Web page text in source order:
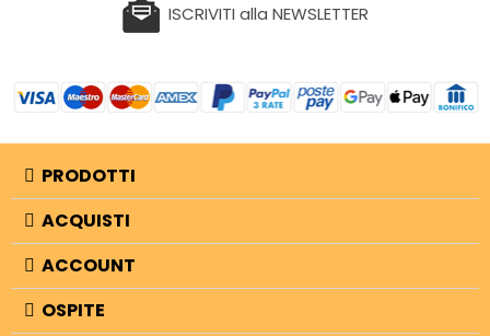
ISCRIVITI alla NEWSLETTER
PRODOTTI
ACQUISTI
ACCOUNT
OSPITE